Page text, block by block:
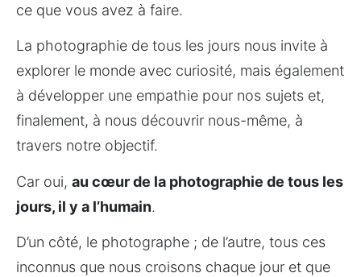
ce que vous avez à faire.
La photographie de tous les jours nous invite à
explorer le monde avec curiosité, mais également
à développer une empathie pour nos sujets et,
finalement, à nous découvrir nous-même, à
travers notre objectif.
Car oui, au cœur de la photographie de tous les
jours, il y a l’humain.
D’un côté, le photographe ; de l’autre, tous ces
inconnus que nous croisons chaque jour et que